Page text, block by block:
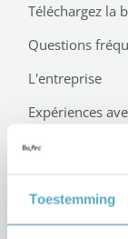
Toestemming
Téléchargez la
Questions
L'entreprise
Expériences
Déclaration de
Nouveautés
Foires